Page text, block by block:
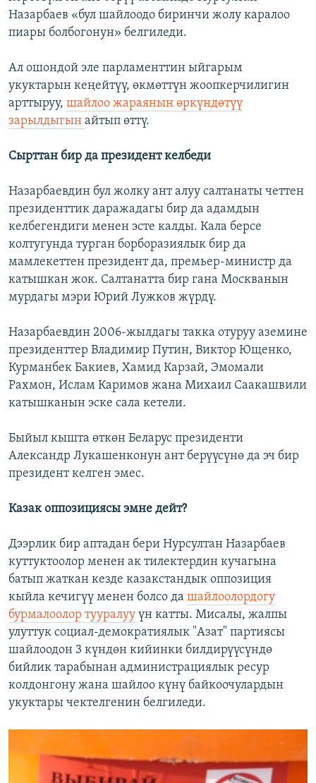
Назарбаев «бул шайлоодо биринчи жолу каралоо
пиары болбогонун» белгиледи.
Ал ошондой эле парламенттин ыйгарым
укуктарын кеңейтүү, өкмөттүн жоопкерчилигин
арттыруу, шайлоо жараянын өркүндөтүү
зарылдыгын айтып өттү.
Сырттан бир да президент келбеди
Назарбаевдин бул жолку ант алуу салтанаты четтен
президенттик даражадагы бир да адамдын
келбегендиги менен эсте калды. Кала берсе
колтугунда турган борборазиялык бир да
мамлекеттен президент да, премьер-министр да
катышкан жок. Салтанатта бир гана Москванын
мурдагы мэри Юрий Лужков жүрдү.
Назарбаевдин 2006-жылдагы такка отуруу аземине
президенттер Владимир Путин, Виктор Ющенко,
Курманбек Бакиев, Хамид Карзай, Эмомали
Рахмон, Ислам Каримов жана Михаил Саакашвили
катышканын эске сала кетели.
Быйыл кышта өткөн Беларус президенти
Александр Лукашенконун ант берүүсүнө да эч бир
президент келген эмес.
Казак оппозициясы эмне дейт?
Дээрлик бир аптадан бери Нурсултан Назарбаев
куттуктоолор менен ак тилектердин кучагына
батып жаткан кезде казакстандык оппозиция
кыйла кечигүү менен болсо да шайлоолордогу
бурмалоолор тууралуу үн катты. Мисалы, жалпы
улуттук социал-демократиялык "Азат" партиясы
шайлоодон 3 күндөн кийинки билдирүүсүндө
бийлик тарабынан администрациялык ресур
колдонгону жана шайлоо күнү байкоочулардын
укуктары чектелгенин белгиледи.